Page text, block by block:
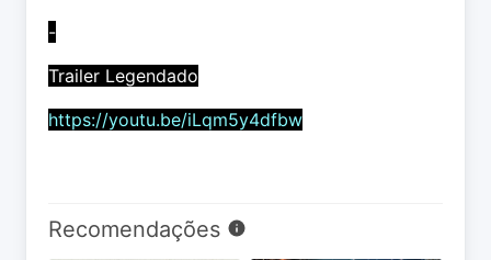
-
Trailer Legendado
https://youtu.be/iLqm5y4dfbw
Recomendações